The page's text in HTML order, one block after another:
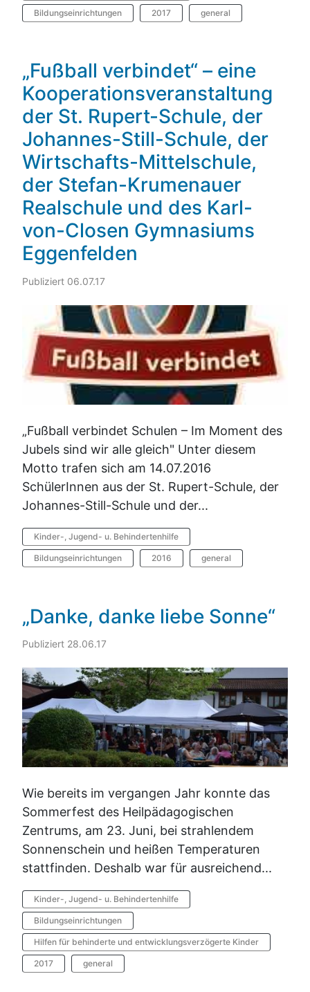
Bildungseinrichtungen 2017 general
„Fußball verbindet“ – eine
Kooperationsveranstaltung
der St. Rupert-Schule, der
Johannes-Still-Schule, der
Wirtschafts-Mittelschule,
der Stefan-Krumenauer
Realschule und des Karl-
von-Closen Gymnasiums
Eggenfelden
Publiziert 06.07.17
„Fußball verbindet Schulen – Im Moment des
Jubels sind wir alle gleich" Unter diesem
Motto trafen sich am 14.07.2016
SchülerInnen aus der St. Rupert-Schule, der
Johannes-Still-Schule und der...
Kinder-, Jugend- u. Behindertenhilfe
Bildungseinrichtungen 2016 general
„Danke, danke liebe Sonne“
Publiziert 28.06.17
Wie bereits im vergangen Jahr konnte das
Sommerfest des Heilpädagogischen
Zentrums, am 23. Juni, bei strahlendem
Sonnenschein und heißen Temperaturen
stattfinden. Deshalb war für ausreichend...
Kinder-, Jugend- u. Behindertenhilfe
Bildungseinrichtungen
Hilfen für behinderte und entwicklungsverzögerte Kinder
2017 general